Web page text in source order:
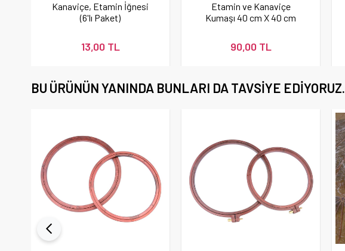
Kanaviçe, Etamin İğnesi
(6'lı Paket)
13,00 TL
Etamin ve Kanaviçe
Kumaşı 40 cm X 40 cm
90,00 TL
BU ÜRÜNÜN YANINDA BUNLARI DA TAVSIYE EDIYORUZ.